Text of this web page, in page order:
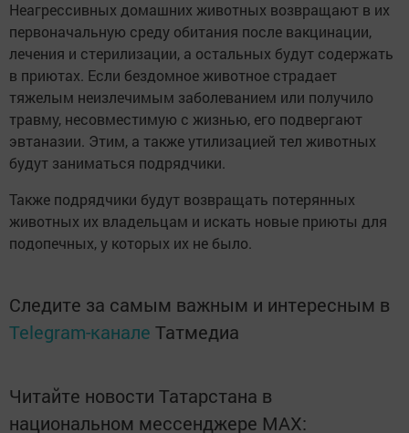
Неагрессивных домашних животных возвращают в их
первоначальную среду обитания после вакцинации,
лечения и стерилизации, а остальных будут содержать
в приютах. Если бездомное животное страдает
тяжелым неизлечимым заболеванием или получило
травму, несовместимую с жизнью, его подвергают
эвтаназии. Этим, а также утилизацией тел животных
будут заниматься подрядчики.
Также подрядчики будут возвращать потерянных
животных их владельцам и искать новые приюты для
подопечных, у которых их не было.
Следите за самым важным и интересным в
Telegram-канале Татмедиа
Читайте новости Татарстана в
национальном мессенджере MАХ: